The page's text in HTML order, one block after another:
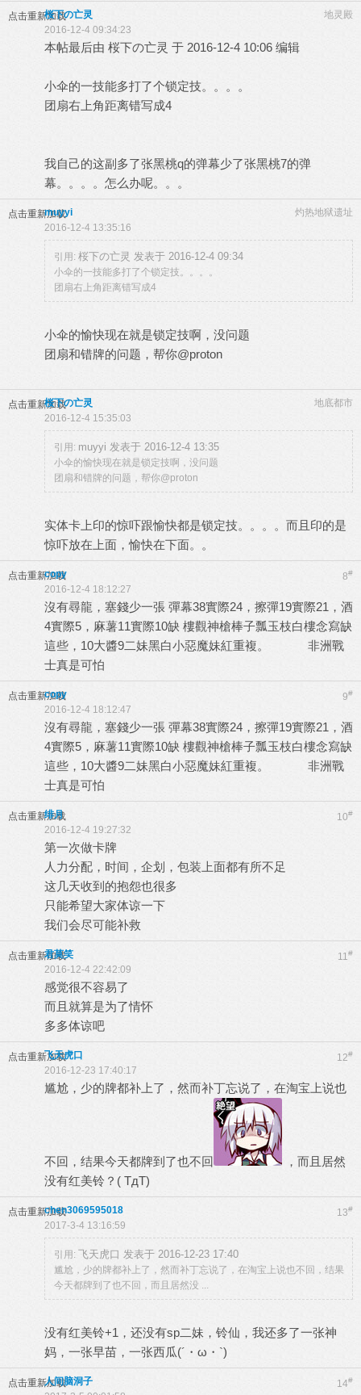
点击重新加载 地灵殿
桜下の亡灵
2016-12-4 09:34:23
本帖最后由 桜下の亡灵 于 2016-12-4 10:06 编辑
小伞的一技能多打了个锁定技。。。。
团扇右上角距离错写成4
我自己的这副多了张黑桃q的弹幕少了张黑桃7的弹
幕。。。。怎么办呢。。。
点击重新加载 灼热地狱遗址
muyyi
2016-12-4 13:35:16
引用: 桜下の亡灵 发表于 2016-12-4 09:34
小伞的一技能多打了个锁定技。。。。
团扇右上角距离错写成4
小伞的愉快现在就是锁定技啊，没问题
团扇和错牌的问题，帮你@proton
点击重新加载 地底都市
桜下の亡灵
2016-12-4 15:35:03
引用: muyyi 发表于 2016-12-4 13:35
小伞的愉快现在就是锁定技啊，没问题
团扇和错牌的问题，帮你@proton
实体卡上印的惊吓跟愉快都是锁定技。。。。而且印的是
惊吓放在上面，愉快在下面。。
点击重新加载 8#
copy
2016-12-4 18:12:27
沒有尋龍，塞錢少一張 彈幕38實際24，擦彈19實際21，酒
4實際5，麻薯11實際10缺 樓觀神槍棒子瓢玉枝白樓念寫缺
這些，10大醬9二妹黑白小惡魔妹紅重複。 非洲戰
士真是可怕
点击重新加载 9#
copy
2016-12-4 18:12:47
沒有尋龍，塞錢少一張 彈幕38實際24，擦彈19實際21，酒
4實際5，麻薯11實際10缺 樓觀神槍棒子瓢玉枝白樓念寫缺
這些，10大醬9二妹黑白小惡魔妹紅重複。 非洲戰
士真是可怕
点击重新加载 10#
绯月
2016-12-4 19:27:32
第一次做卡牌
人力分配，时间，企划，包装上面都有所不足
这几天收到的抱怨也很多
只能希望大家体谅一下
我们会尽可能补救
点击重新加载 11#
君莫笑
2016-12-4 22:42:09
感觉很不容易了
而且就算是为了情怀
多多体谅吧
点击重新加载 12#
飞天虎口
2016-12-23 17:40:17
尴尬，少的牌都补上了，然而补丁忘说了，在淘宝上说也
不回，结果今天都牌到了也不回
，而且居然
没有红美铃？( TдT)
点击重新加载 13#
chen3069595018
2017-3-4 13:16:59
引用: 飞天虎口 发表于 2016-12-23 17:40
尴尬，少的牌都补上了，然而补丁忘说了，在淘宝上说也不回，结果
今天都牌到了也不回，而且居然没 ...
没有红美铃+1，还没有sp二妹，铃仙，我还多了一张神
妈，一张早苗，一张西瓜(´・ω・`)
点击重新加载 14#
人间脑洞子